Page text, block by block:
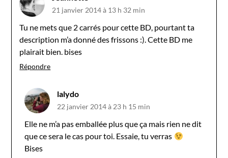
21 janvier 2014 à 13 h 32 min
Tu ne mets que 2 carrés pour cette BD, pourtant ta
description m’a donné des frissons :). Cette BD me
plairait bien. bises
Répondre
lalydo
22 janvier 2014 à 23 h 15 min
Elle ne m’a pas emballée plus que ça mais rien ne dit
que ce sera le cas pour toi. Essaie, tu verras
Bises